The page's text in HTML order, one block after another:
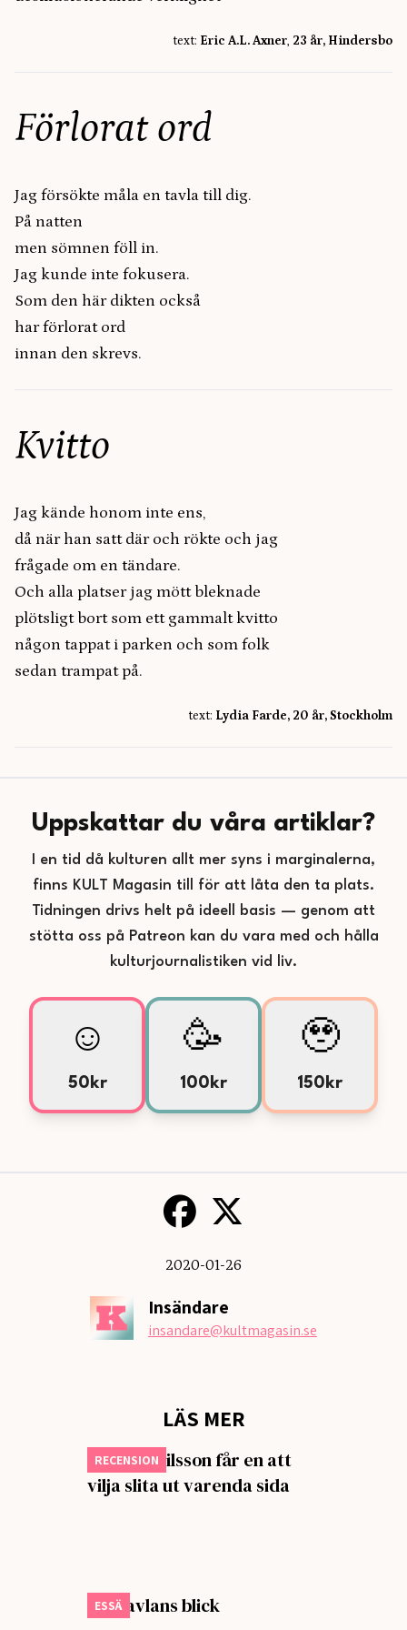
text: Eric A.L. Axner, 23 år, Hindersbo
Förlorat ord
Jag försökte måla en tavla till dig.
På natten
men sömnen föll in.
Jag kunde inte fokusera.
Som den här dikten också
har förlorat ord
innan den skrevs.
Kvitto
Jag kände honom inte ens,
då när han satt där och rökte och jag
frågade om en tändare.
Och alla platser jag mött bleknade
plötsligt bort som ett gammalt kvitto
någon tappat i parken och som folk
sedan trampat på.
text: Lydia Farde, 20 år, Stockholm
Uppskattar du våra artiklar?
I en tid då kulturen allt mer syns i marginalerna,
finns KULT Magasin till för att låta den ta plats.
Tidningen drivs helt på ideell basis — genom att
stötta oss på Patreon kan du vara med och hålla
kulturjournalistiken vid liv.
☺️
50kr
🥳
100kr
🥹
150kr
2020-01-26
Insändare
insandare@kultmagasin.se
LÄS MER
RECENSION
Isabella Nilsson får en att
vilja slita ut varenda sida
ESSÄ
Om tavlans blick